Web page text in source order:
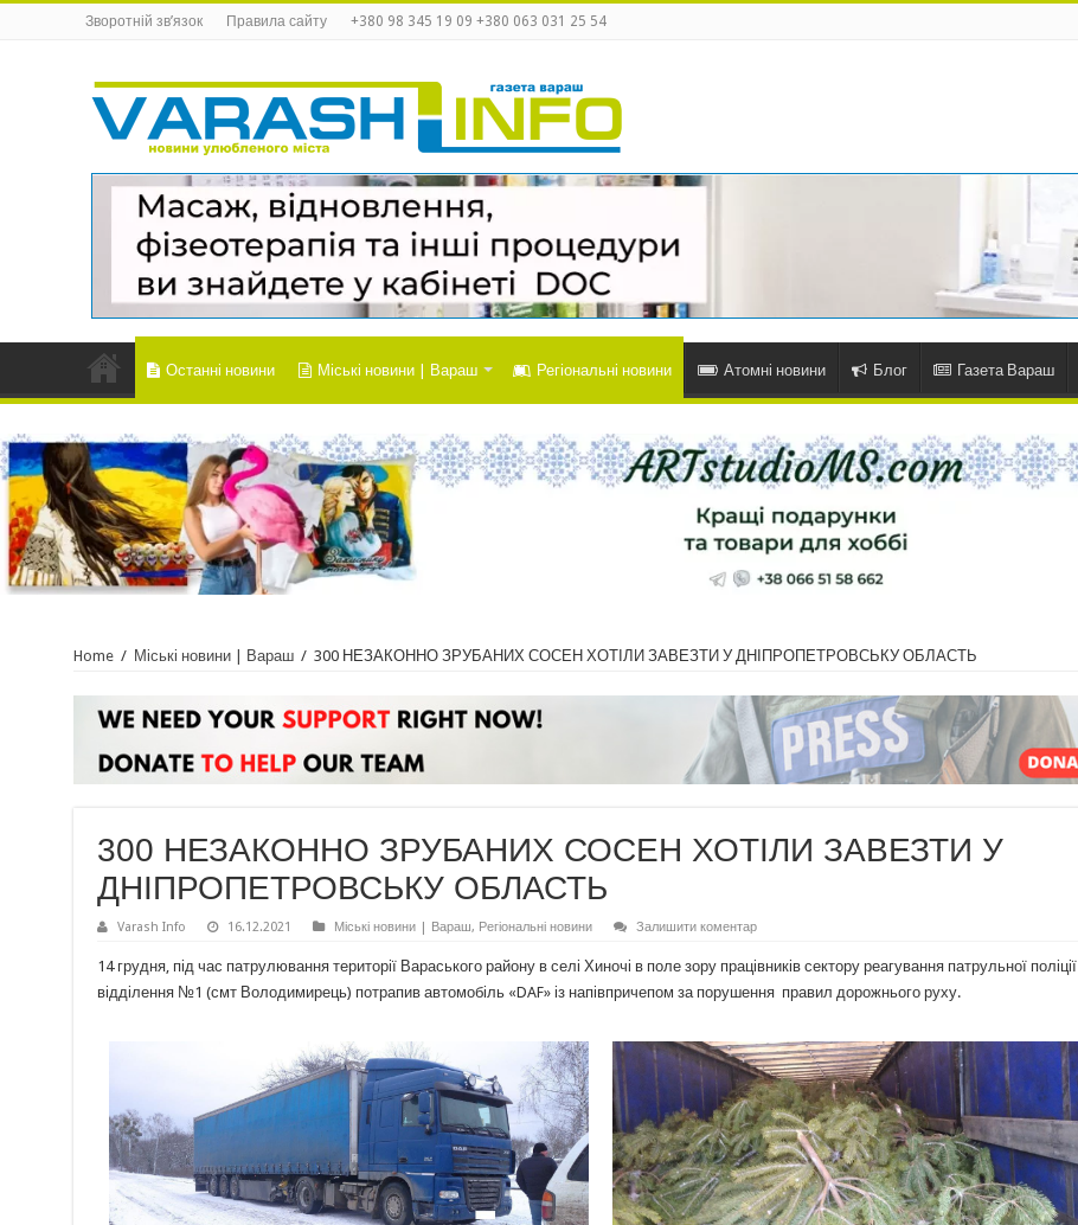
Зворотній зв’язок Правила сайту +380 98 345 19 09 +380 063 031 25 54
Останні новини Міські новини | Вараш Регіональні новини Атомні новини Блог Газета Вараш
Home / Міські новини | Вараш / 300 НЕЗАКОННО ЗРУБАНИХ СОСЕН ХОТІЛИ ЗАВЕЗТИ У ДНІПРОПЕТРОВСЬКУ ОБЛАСТЬ
300 НЕЗАКОННО ЗРУБАНИХ СОСЕН ХОТІЛИ ЗАВЕЗТИ У
ДНІПРОПЕТРОВСЬКУ ОБЛАСТЬ
Varash Info 16.12.2021 Міські новини | Вараш, Регіональні новини Залишити коментар
14 грудня, під час патрулювання території Вараського району в селі Хиночі в поле зору працівників сектору реагування патрульної поліції
відділення №1 (смт Володимирець) потрапив автомобіль «DAF» із напівпричепом за порушення правил дорожнього руху.